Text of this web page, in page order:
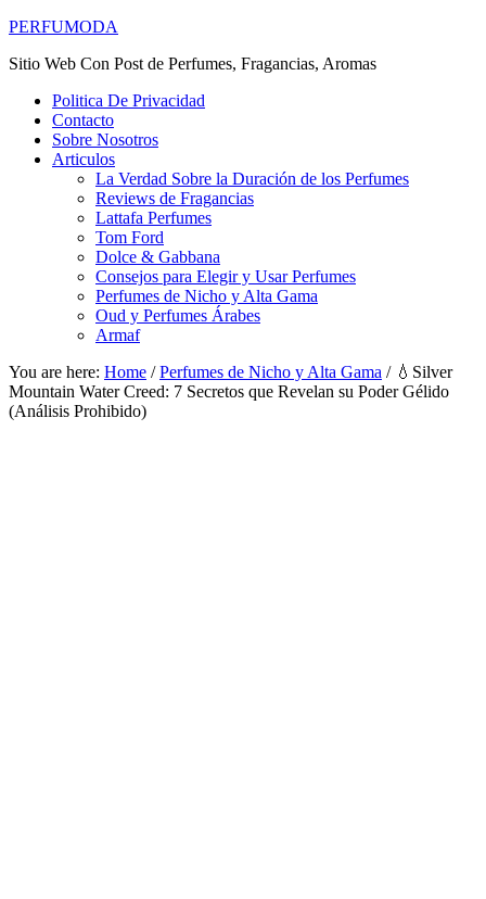
PERFUMODA
Sitio Web Con Post de Perfumes, Fragancias, Aromas
Politica De Privacidad
Contacto
Sobre Nosotros
Articulos
La Verdad Sobre la Duración de los Perfumes
Reviews de Fragancias
Lattafa Perfumes
Tom Ford
Dolce & Gabbana
Consejos para Elegir y Usar Perfumes
Perfumes de Nicho y Alta Gama
Oud y Perfumes Árabes
Armaf
You are here: Home / Perfumes de Nicho y Alta Gama /💧Silver
Mountain Water Creed: 7 Secretos que Revelan su Poder Gélido
(Análisis Prohibido)